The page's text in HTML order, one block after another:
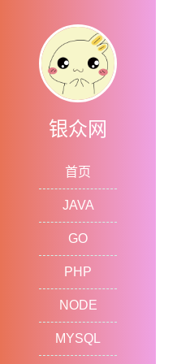
银众网
首页
JAVA
GO
PHP
NODE
MYSQL